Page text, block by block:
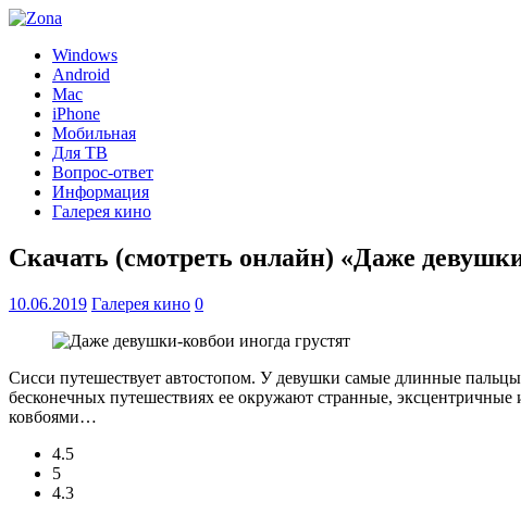
Windows
Android
Mac
iPhone
Мобильная
Для ТВ
Вопрос-ответ
Информация
Галерея кино
Скачать (смотреть онлайн) «Даже
10.06.2019 Галерея кино 0
Сисси путешествует автостопом. У девушки самые длинные
бесконечных путешествиях ее окружают странные,
ковбоями…
4.5
5
4.3